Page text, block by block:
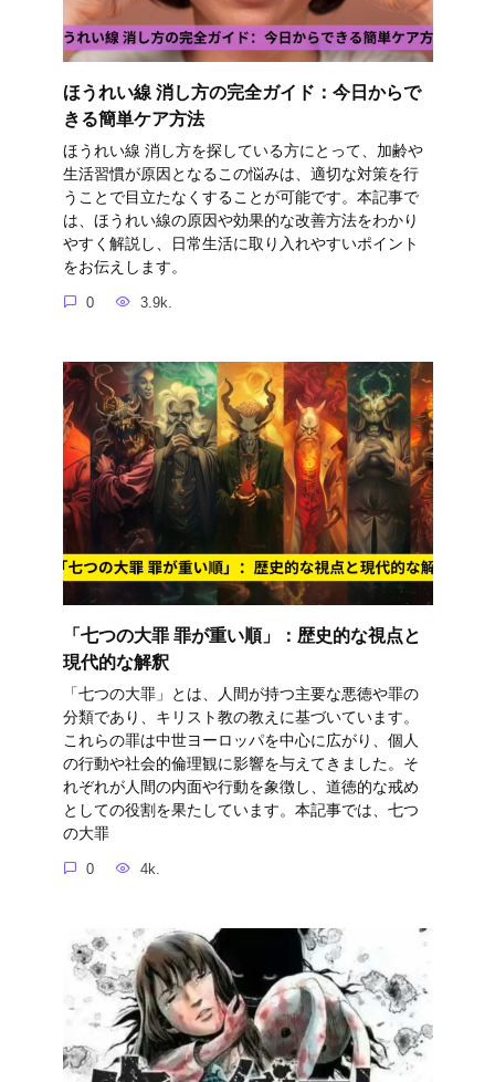
ほうれい線 消し方の完全ガイド：今日からで
きる簡単ケア方法
ほうれい線 消し方を探している方にとって、加齢や
生活習慣が原因となるこの悩みは、適切な対策を行
うことで目立たなくすることが可能です。本記事で
は、ほうれい線の原因や効果的な改善方法をわかり
やすく解説し、日常生活に取り入れやすいポイント
をお伝えします。
0 3.9k.
「七つの大罪 罪が重い順」：歴史的な視点と
現代的な解釈
「七つの大罪」とは、人間が持つ主要な悪徳や罪の
分類であり、キリスト教の教えに基づいています。
これらの罪は中世ヨーロッパを中心に広がり、個人
の行動や社会的倫理観に影響を与えてきました。そ
れぞれが人間の内面や行動を象徴し、道徳的な戒め
としての役割を果たしています。本記事では、七つ
の大罪
0 4k.